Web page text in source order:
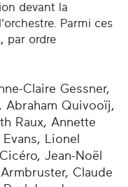
devant la
Parmi ces
par ordre
Claire Gessner,
Abraham Quivooïj,
Raux, Annette
Lionel
Jean-Noël
Claude